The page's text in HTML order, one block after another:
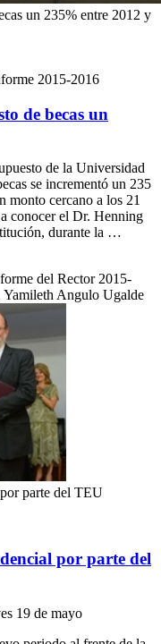
un 235% entre 2012 y
2015-2016
de becas un
de la Universidad
se incrementó un 235
monto cercano a los 21
conocer el Dr. Henning
durante la …
del Rector 2015-
Yamileth Angulo Ugalde
parte del TEU
por parte del
19 de mayo